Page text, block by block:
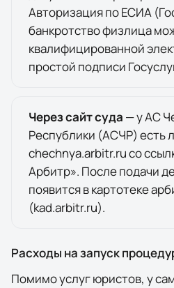
Авторизация по ЕСИА
банкротство физлица
квалифицированной
простой подписи
Через сайт суда — уАС
Республики (АСЧР) есть
chechnya.arbitr.ruсо
Арбитр». После подачи
появится вкартотеке
(kad.arbitr.ru).
Расходы на запуск
Помимо услуг юристов, у